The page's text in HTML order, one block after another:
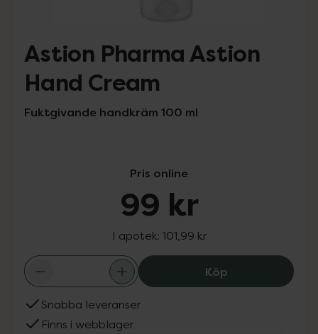
Astion Pharma Astion
Hand Cream
Fuktgivande handkräm 100 ml
Pris online
99 kr
I apotek: 101,99 kr
KöpAstion Pharma
Snabba leveranser
Finns i webblager